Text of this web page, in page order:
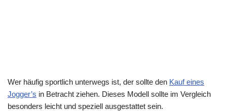
Wer häufig sportlich unterwegs ist, der sollte den Kauf eines
Jogger’s in Betracht ziehen. Dieses Modell sollte im Vergleich
besonders leicht und speziell ausgestattet sein.